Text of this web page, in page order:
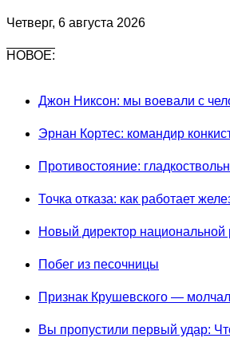
Четверг, 6 августа 2026
НОВОЕ:
Джон Никсон: мы воевали с
Эрнан Кортес: командир
Противостояние:
Точка отказа: как работает
Новый директор
Побег из песочницы
Признак Крушевского —
Вы пропустили первый удар: